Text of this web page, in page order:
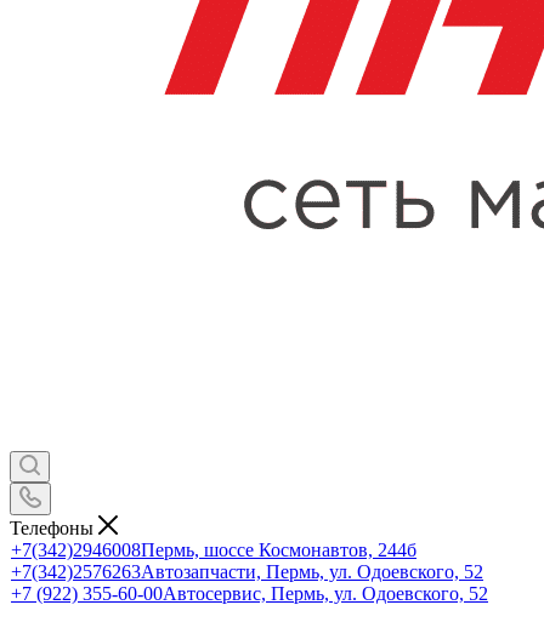
Телефоны
+7(342)2946008Пермь, шоссе Космонавтов, 244б
+7(342)2576263Автозапчасти, Пермь, ул. Одоевского, 52
+7 (922) 355-60-00Автосервис, Пермь, ул. Одоевского, 52